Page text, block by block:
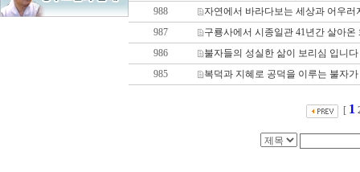
988
자연에서 바라다보는 세상과 어우러
987
구룡사에서 시종일관 41년간 살아온
986
불자들의 성실한 삶이 보리심 입니다
985
복덕과 지혜로 공덕을 이루는 불자
[ 1